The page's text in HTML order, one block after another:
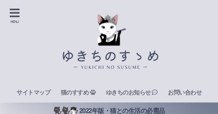
サイトマップ 猫のすすめ ゆきちのお知らせ お問い合わせ
2022年版・猫との生活の必需品